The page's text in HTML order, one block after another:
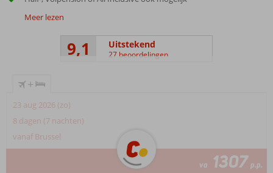
Meer lezen
9,1 Uitstekend
27 beoordelingen
+
23 aug 2026 (zo)
8 dagen (7 nachten)
vanaf Brussel
va 1307 p.p.